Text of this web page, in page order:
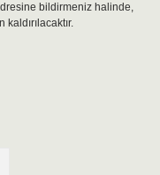
bildirmeniz halinde,